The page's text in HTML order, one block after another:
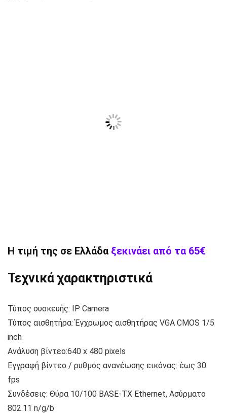
Η τιμή της σε Ελλάδα ξεκινάει από τα 65€
Τεχνικά χαρακτηριστικά
Τύπος συσκευής: IP Camera
Τύπος αισθητήρα: Έγχρωμος αισθητήρας VGA CMOS 1/5
inch
Ανάλυση βίντεο:640 x 480 pixels
Εγγραφή βίντεο / ρυθμός ανανέωσης εικόνας: έως 30
fps
Συνδέσεις: Θύρα 10/100 BASE-TX Ethernet, Ασύρματο
802.11 n/g/b